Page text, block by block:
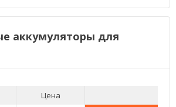
аккумуляторы для
Цена